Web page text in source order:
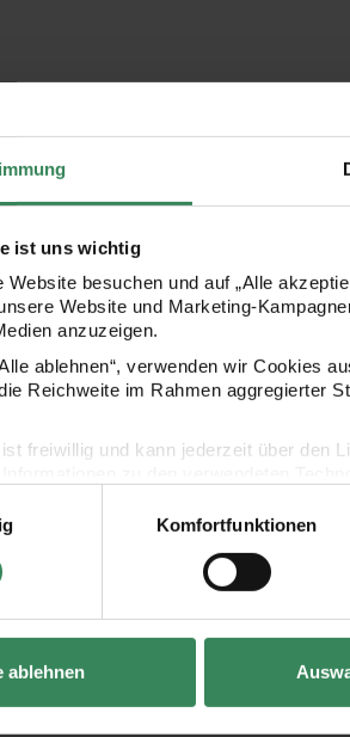
ist uns wichtig
Website besuchen und auf „Alle
Website und Marketing-
anzuzeigen.
ablehnen“, verwenden wir Cookies
Reichweite im Rahmen aggregierter
freiwillig und kann jederzeit über den
Vertrag widerrufen
Komfortfunktionen
ablehnen